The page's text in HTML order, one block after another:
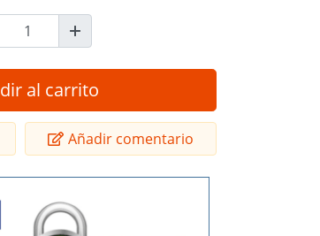
al carrito
Añadir comentario